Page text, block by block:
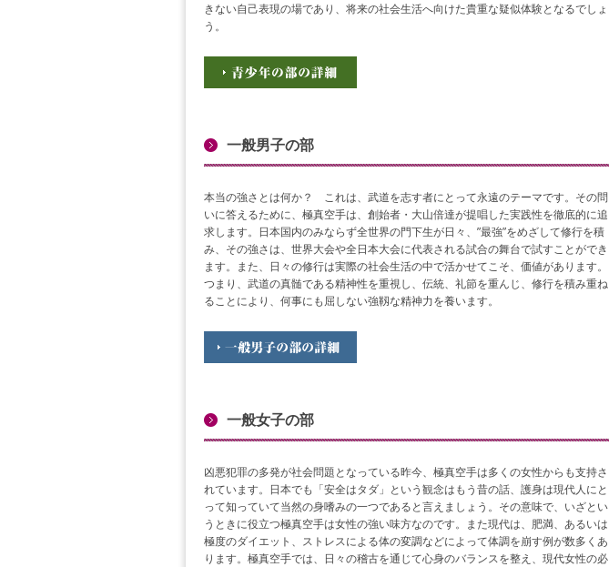
きない自己表現の場であり、将来の社会生活へ向けた貴重な疑似体験となるでしょ
う。
一般男子の部
本当の強さとは何か？ これは、武道を志す者にとって永遠のテーマです。その問
いに答えるために、極真空手は、創始者・大山倍達が提唱した実践性を徹底的に追
求します。日本国内のみならず全世界の門下生が日々、”最強”をめざして修行を積
み、その強さは、世界大会や全日本大会に代表される試合の舞台で試すことができ
ます。また、日々の修行は実際の社会生活の中で活かせてこそ、価値があります。
つまり、武道の真髄である精神性を重視し、伝統、礼節を重んじ、修行を積み重ね
ることにより、何事にも屈しない強靱な精神力を養います。
一般女子の部
凶悪犯罪の多発が社会問題となっている昨今、極真空手は多くの女性からも支持さ
れています。日本でも「安全はタダ」という観念はもう昔の話、護身は現代人にと
って知っていて当然の身嗜みの一つであると言えましょう。その意味で、いざとい
うときに役立つ極真空手は女性の強い味方なのです。また現代は、肥満、あるいは
極度のダイエット、ストレスによる体の変調などによって体調を崩す例が数多くあ
ります。極真空手では、日々の稽古を通じて心身のバランスを整え、現代女性の必